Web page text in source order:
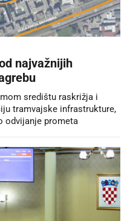
najvažnijih
središtu raskrižja i
tramvajske infrastrukture,
odvijanje prometa